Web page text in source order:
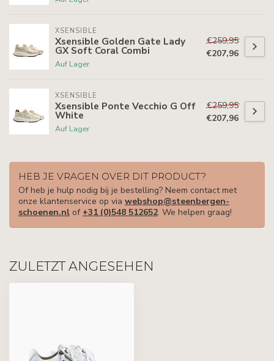
XSENSIBLE
Xsensible Golden Gate Lady
GX Soft Coral Combi
Auf Lager
€259,95
€207,96
XSENSIBLE
Xsensible Ponte Vecchio G Off
White
Auf Lager
€259,95
€207,96
HEB JE VRAGEN OVER DIT PRODUCT?
Of heb je hulp nodig bij je bestelling? Neem contact met
onze klantenservice op via webshop@steenbergen-
schoenen.nl of +31 (0)548 512652. We helpen graag!
ZULETZT ANGESEHEN